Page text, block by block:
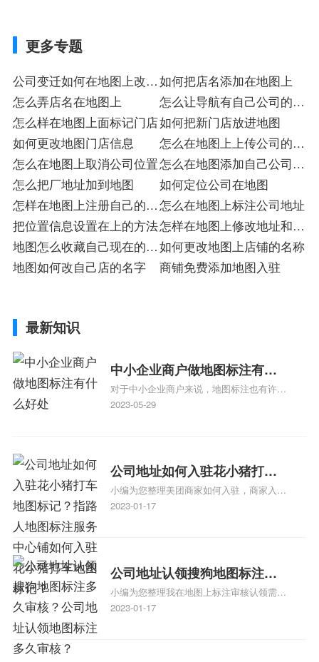
更多专题
公司变迁如何在地图上改过
来
如何把店名添加在地图上
怎么弄店名在地图上
怎么让导航有自己公司的名
字
怎么样在地图上面标记门店如何把新门店放进地图
如何更改地图门店信息
怎么在地图上上传公司的位
置
怎么在地图上取消公司位置怎么在地图添加自己公司名
字
怎么把厂地址加到地图
如何定位公司在地图
怎样在地图上注册自己的位
置
怎么在地图上标注公司地址
把位置信息设置在上的方法怎样在地图上修改地址和电
话
地图怎么收藏自己现在的位
置
如何更改地图上店铺的名称
地图如何改自己店的名字
商铺免费添加地图入驻
最新知识
中小企业商户做地图标注有什
么好处
对于中小企业商户来说，地图标注也有许多
好处，包括：提高可见性和曝光率：通过在
位置，增加商户被发现的机会。方便客户导
航：地图标注可以帮助客户更容易地找到商
户的实际位置。特别是对于新客户或不熟悉
该地区的客户来说，地图标注可以提供明确
图标注服务中心面的存在。对于一些客户来
说，实体指路人地
2023-05-29
公司地址如何入驻花小猪打车
地图标记？指路人地图标注服
务中心铺如何入驻花小猪打车
小编为您整理美团商家如何入驻，商家入驻
教程、商家如何入驻地图、如何入驻地:、
2023-01-17
公司地址认领搜狗地图标注多
久审核？公司地址认领地图标
注多久审核？
小编为您整理我在地图上标注审核认领需要
多久、我在地图上标注审核认领需要多久
2023-01-17